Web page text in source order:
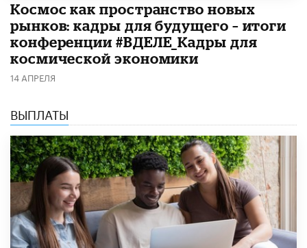
Космос как пространство новых
рынков: кадры для будущего – итоги
конференции #ВДЕЛЕ_Кадры для
космической экономики
14 АПРЕЛЯ
ВЫПЛАТЫ